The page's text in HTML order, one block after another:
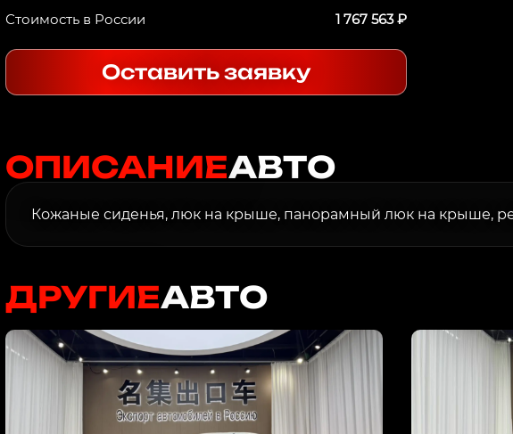
Стоимость в России
1 767 563 ₽
Оставить заявку
ОПИСАНИЕАВТО
Кожаные сиденья, люк на крыше, панорамный люк на крыше,
ДРУГИЕАВТО